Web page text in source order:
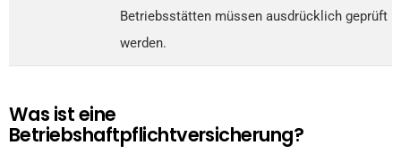
Betriebsstätten müssen ausdrücklich geprüft
werden.
Was ist eine
Betriebshaftpflichtversicherung?